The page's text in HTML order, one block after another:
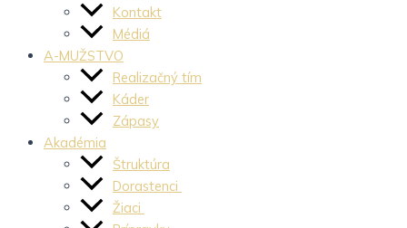
Kontakt
Médiá
A-MUŽSTVO
Realizačný tím
Káder
Zápasy
Akadémia
Štruktúra
Dorastenci
Žiaci